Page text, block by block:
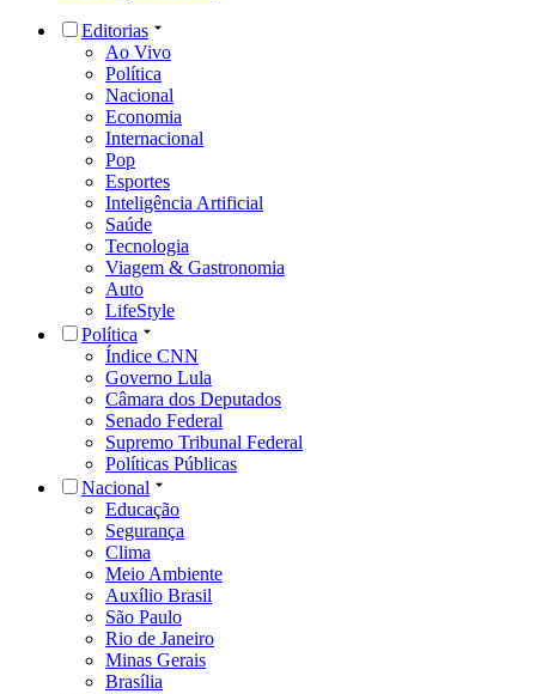
Editorias
Ao Vivo
Política
Nacional
Economia
Internacional
Pop
Esportes
Inteligência Artificial
Saúde
Tecnologia
Viagem & Gastronomia
Auto
LifeStyle
Política
Índice CNN
Governo Lula
Câmara dos Deputados
Senado Federal
Supremo Tribunal Federal
Políticas Públicas
Nacional
Educação
Segurança
Clima
Meio Ambiente
Auxílio Brasil
São Paulo
Rio de Janeiro
Minas Gerais
Brasília